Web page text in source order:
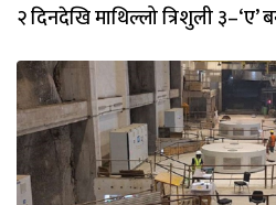
२ दिनदेखि माथिल्लो त्रिशुली ३–‘ए’